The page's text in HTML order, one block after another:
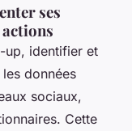
ses
up, identifier et
données
sociaux,
Cette